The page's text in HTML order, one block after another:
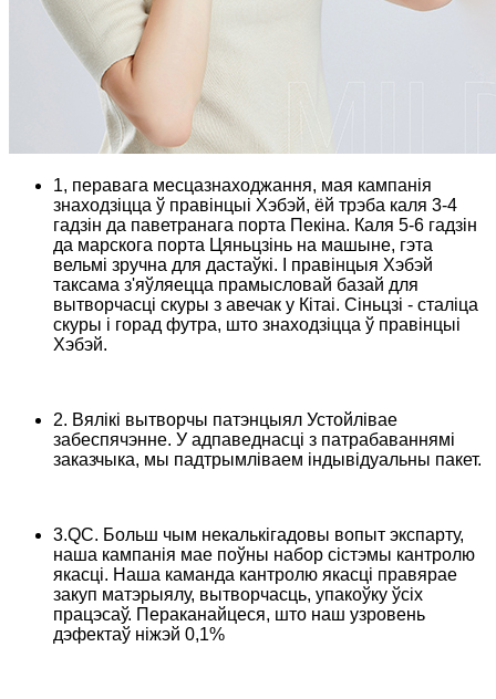
1, перавага месцазнаходжання, мая кампанія
знаходзіцца ў правінцыі Хэбэй, ёй трэба каля 3-4
гадзін да паветранага порта Пекіна. Каля 5-6 гадзін
да марскога порта Цяньцзінь на машыне, гэта
вельмі зручна для дастаўкі. І правінцыя Хэбэй
таксама з'яўляецца прамысловай базай для
вытворчасці скуры з авечак у Кітаі. Сіньцзі - сталіца
скуры і горад футра, што знаходзіцца ў правінцыі
Хэбэй.
2. Вялікі вытворчы патэнцыял Устойлівае
забеспячэнне. У адпаведнасці з патрабаваннямі
заказчыка, мы падтрымліваем індывідуальны пакет.
3.QC. Больш чым некалькігадовы вопыт экспарту,
наша кампанія мае поўны набор сістэмы кантролю
якасці. Наша каманда кантролю якасці правярае
закуп матэрыялу, вытворчасць, упакоўку ўсіх
працэсаў. Пераканайцеся, што наш узровень
дэфектаў ніжэй 0,1%